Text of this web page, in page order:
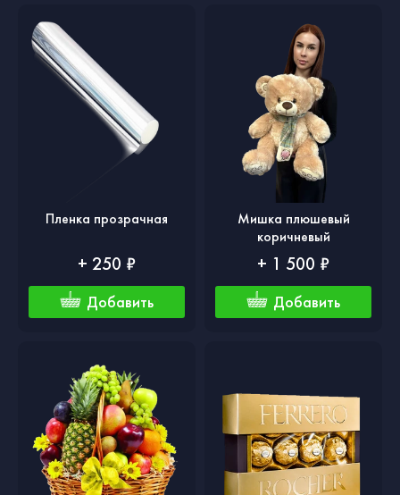
Пленка прозрачная
+ 250 ₽
Добавить
Мишка плюшевый
коричневый
+ 1 500 ₽
Добавить